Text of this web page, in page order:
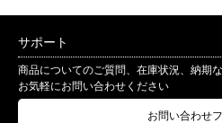
サポート
商品についてのご質問、在庫状況、納期
お気軽にお問い合わせください
お問い合わせ